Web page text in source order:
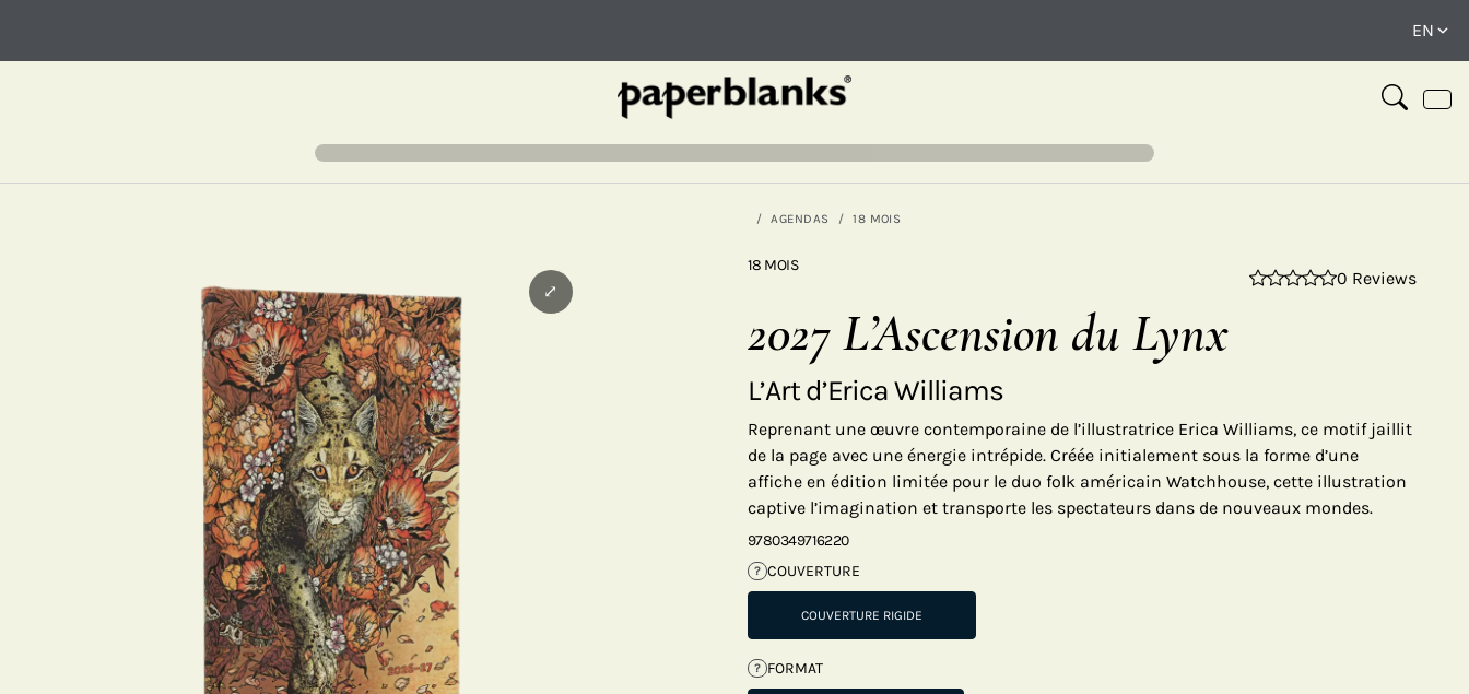
AGENDAS 18 MOIS
⤢
18 MOIS
0 Reviews
2027 L’Ascension du Lynx
L’Art d’Erica Williams
Reprenant une œuvre contemporaine de l’illustratrice Erica Williams, ce motif jaillit
de la page avec une énergie intrépide. Créée initialement sous la forme d’une
affiche en édition limitée pour le duo folk américain Watchhouse, cette illustration
captive l’imagination et transporte les spectateurs dans de nouveaux mondes.
9780349716220
? COUVERTURE
COUVERTURE RIGIDE
? FORMAT